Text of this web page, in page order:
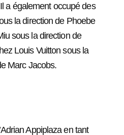
a également occupé des
la direction de Phoebe
sous la direction de
Louis Vuitton sous la
Marc Jacobs.
Appiplaza en tant